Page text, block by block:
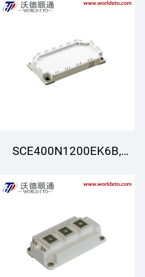
SCE400N1200EK6B,
(Tiga-fasa)